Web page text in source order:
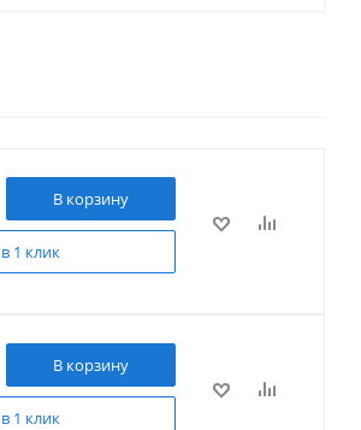
В корзину
1 клик
В корзину
1 клик